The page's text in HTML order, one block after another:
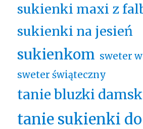
sukienki maxi z
sukienki na jesień
sukienkom sweter
sweter świąteczny
tanie bluzki
tanie sukienki do